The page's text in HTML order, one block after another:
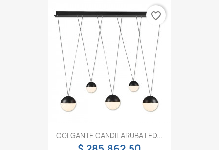
COLGANTE CANDIL ARUBA LED...
favorite_border